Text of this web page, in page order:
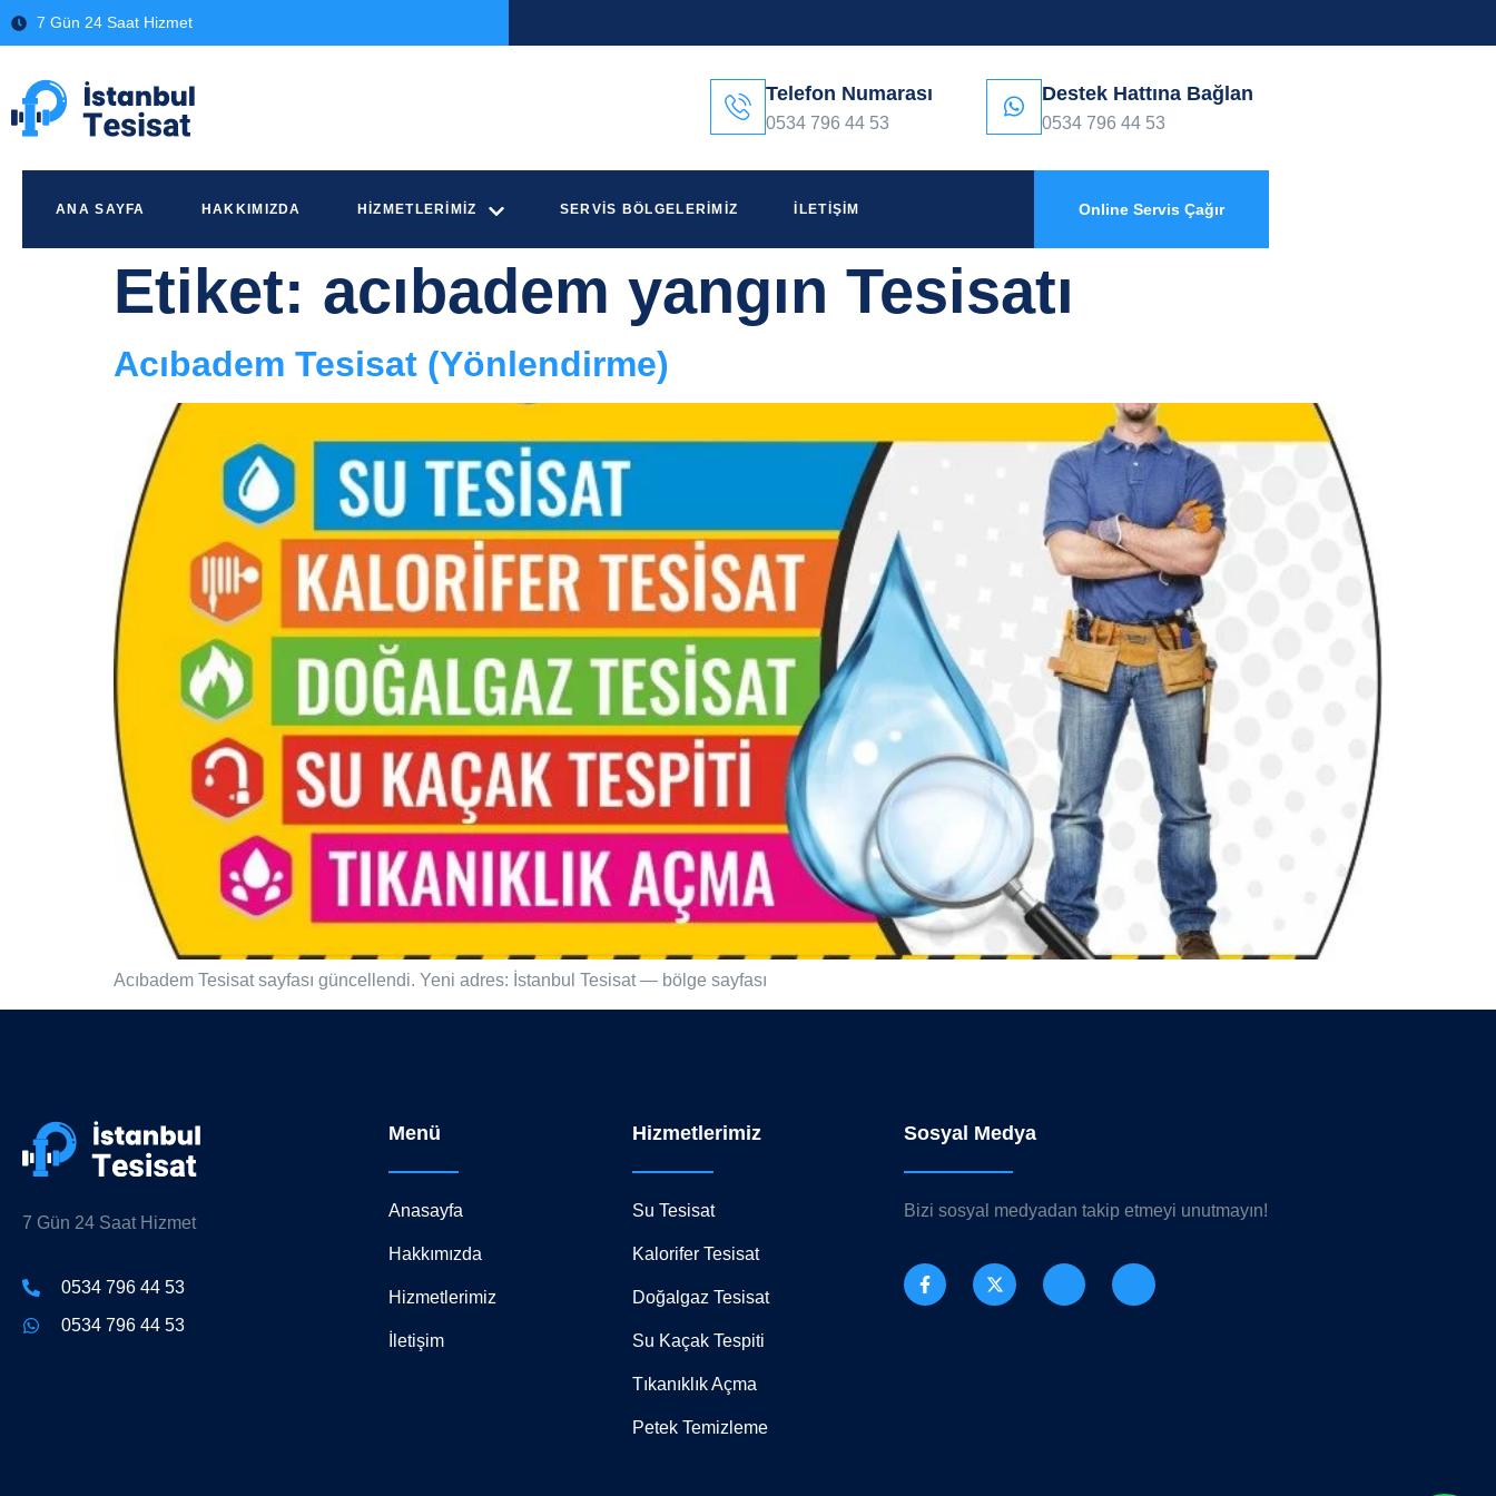
7 Gün 24 Saat Hizmet
Telefon Numarası
0534 796 44 53
Destek Hattına Bağlan
0534 796 44 53
ANA SAYFA HAKKIMIZDA HIZMETLERIMIZ SERVIS BÖLGELERIMIZ İLETIŞIM Online Servis Çağır
Etiket: acıbadem yangın Tesisatı
Acıbadem Tesisat (Yönlendirme)
Acıbadem Tesisat sayfası güncellendi. Yeni adres: İstanbul Tesisat — bölge sayfası
7 Gün 24 Saat Hizmet
0534 796 44 53
0534 796 44 53
Menü
Anasayfa
Hakkımızda
Hizmetlerimiz
İletişim
Hizmetlerimiz
Su Tesisat
Kalorifer Tesisat
Doğalgaz Tesisat
Su Kaçak Tespiti
Tıkanıklık Açma
Petek Temizleme
Sosyal Medya
Bizi sosyal medyadan takip etmeyi unutmayın!